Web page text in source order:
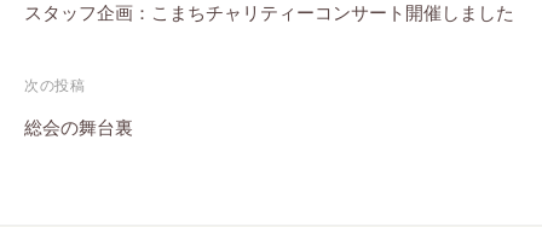
稿
ビ
ゲ
スタッフ企画：こまちチャリティーコンサート開催しました
次の投稿
総会の舞台裏